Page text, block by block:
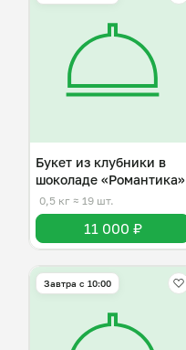
Букет из клубники в
шоколаде «Романтика»
0,5 кг ≈ 19 шт.
11 000 ₽
Завтра c 10:00